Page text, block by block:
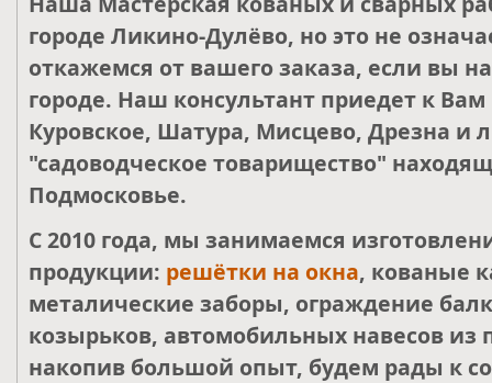
городе Ликино-Дулёво, но это не
откажемся от вашего заказа, если вы
городе. Наш консультант приедет к
Куровское, Шатура, Мисцево, Дрезна и
"садоводческое товарищество"
Подмосковье.
С 2010 года, мы занимаемся
продукции: решётки на окна, кованые
металические заборы, ограждение
козырьков, автомобильных навесов из
накопив большой опыт, будем рады к